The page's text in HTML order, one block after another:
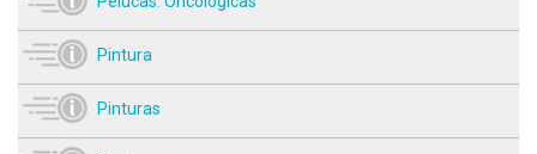
Pintura
Pinturas